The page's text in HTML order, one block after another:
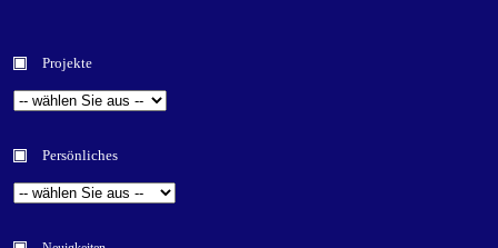
Projekte
Persönliches